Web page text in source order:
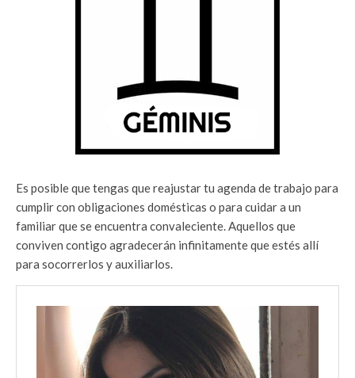
Es posible que tengas que reajustar tu agenda de trabajo para
cumplir con obligaciones domésticas o para cuidar a un
familiar que se encuentra convaleciente. Aquellos que
conviven contigo agradecerán infinitamente que estés allí
para socorrerlos y auxiliarlos.